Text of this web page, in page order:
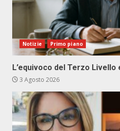
Notizie Primo piano
L’equivoco del Terzo Livello
3 Agosto 2026